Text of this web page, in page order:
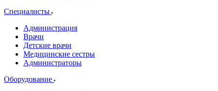
Специалисты
Администрация
Врачи
Детские врачи
Медицинские сестры
Администраторы
Оборудование